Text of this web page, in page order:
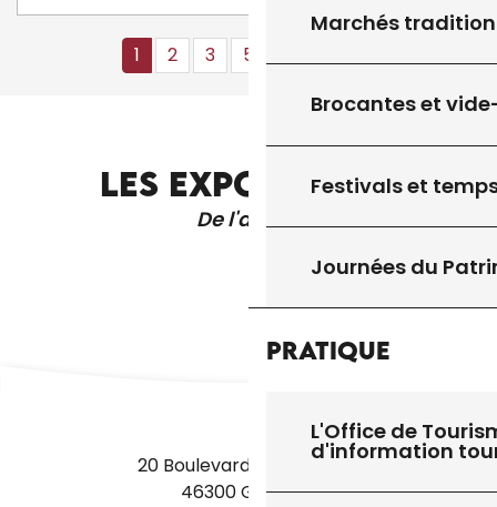
Marchés
Brocantes et
Festivals et
Journées du
Pratique
L'Office de
d'information
1 2 3 5+
LES EXPOSITIONS
De l'année
20 Boulevard des Martyrs
46300 Gourdon